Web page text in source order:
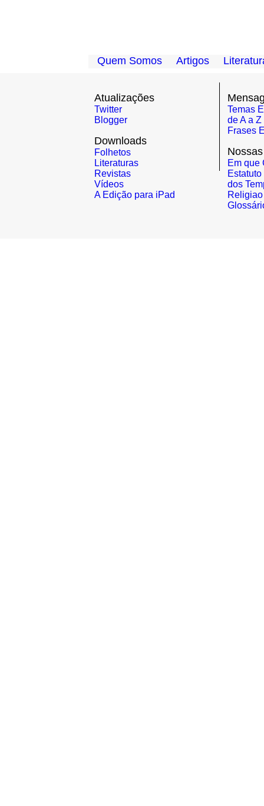
Quem Somos Artigos
Atualizações
Twitter
Blogger
Downloads
Folhetos
Literaturas
Revistas
Vídeos
A Edição para iPad
Temas
de A a Z
Frases
Em que
dos